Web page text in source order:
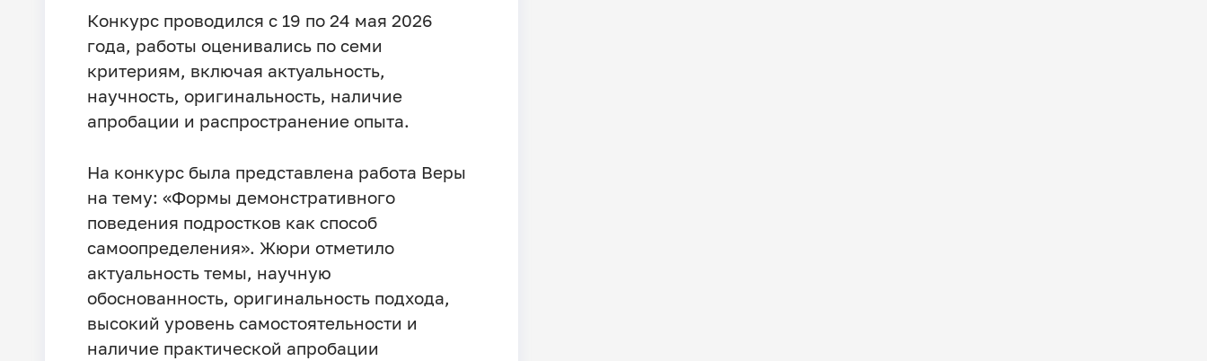
Конкурс проводился с 19 по 24 мая 2026
года, работы оценивались по семи
критериям, включая актуальность,
научность, оригинальность, наличие
апробации и распространение опыта.
На конкурс была представлена работа Веры
на тему: «Формы демонстративного
поведения подростков как способ
самоопределения». Жюри отметило
актуальность темы, научную
обоснованность, оригинальность подхода,
высокий уровень самостоятельности и
наличие практической апробации